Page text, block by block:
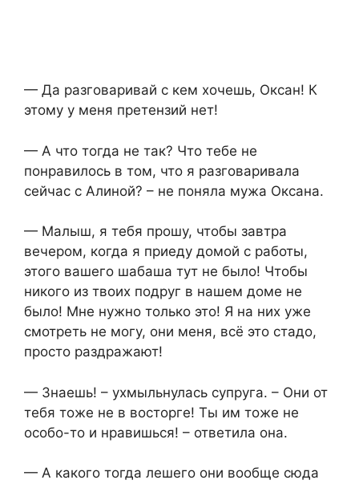
— Да разговаривай с кем хочешь, Оксан! К
этому у меня претензий нет!
— А что тогда не так? Что тебе не
понравилось в том, что я разговаривала
сейчас с Алиной? – не поняла мужа Оксана.
— Малыш, я тебя прошу, чтобы завтра
вечером, когда я приеду домой с работы,
этого вашего шабаша тут не было! Чтобы
никого из твоих подруг в нашем доме не
было! Мне нужно только это! Я на них уже
смотреть не могу, они меня, всё это стадо,
просто раздражают!
— Знаешь! – ухмыльнулась супруга. – Они от
тебя тоже не в восторге! Ты им тоже не
особо-то и нравишься! – ответила она.
— А какого тогда лешего они вообще сюда